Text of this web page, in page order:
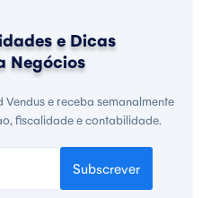
e Dicas
Negócios
e receba semanalmente
fiscalidade e contabilidade.
Subscrever